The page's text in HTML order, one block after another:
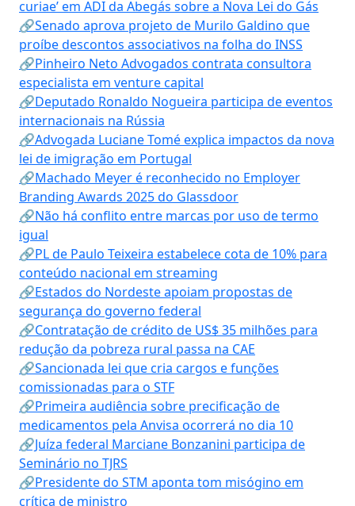
curiae’ em ADI da Abegás sobre a Nova Lei do Gás
🔗Senado aprova projeto de Murilo Galdino que
proíbe descontos associativos na folha do INSS
🔗Pinheiro Neto Advogados contrata consultora
especialista em venture capital
🔗Deputado Ronaldo Nogueira participa de eventos
internacionais na Rússia
🔗Advogada Luciane Tomé explica impactos da nova
lei de imigração em Portugal
🔗Machado Meyer é reconhecido no Employer
Branding Awards 2025 do Glassdoor
🔗Não há conflito entre marcas por uso de termo
igual
🔗PL de Paulo Teixeira estabelece cota de 10% para
conteúdo nacional em streaming
🔗Estados do Nordeste apoiam propostas de
segurança do governo federal
🔗Contratação de crédito de US$ 35 milhões para
redução da pobreza rural passa na CAE
🔗Sancionada lei que cria cargos e funções
comissionadas para o STF
🔗Primeira audiência sobre precificação de
medicamentos pela Anvisa ocorrerá no dia 10
🔗Juíza federal Marciane Bonzanini participa de
Seminário no TJRS
🔗Presidente do STM aponta tom misógino em
crítica de ministro